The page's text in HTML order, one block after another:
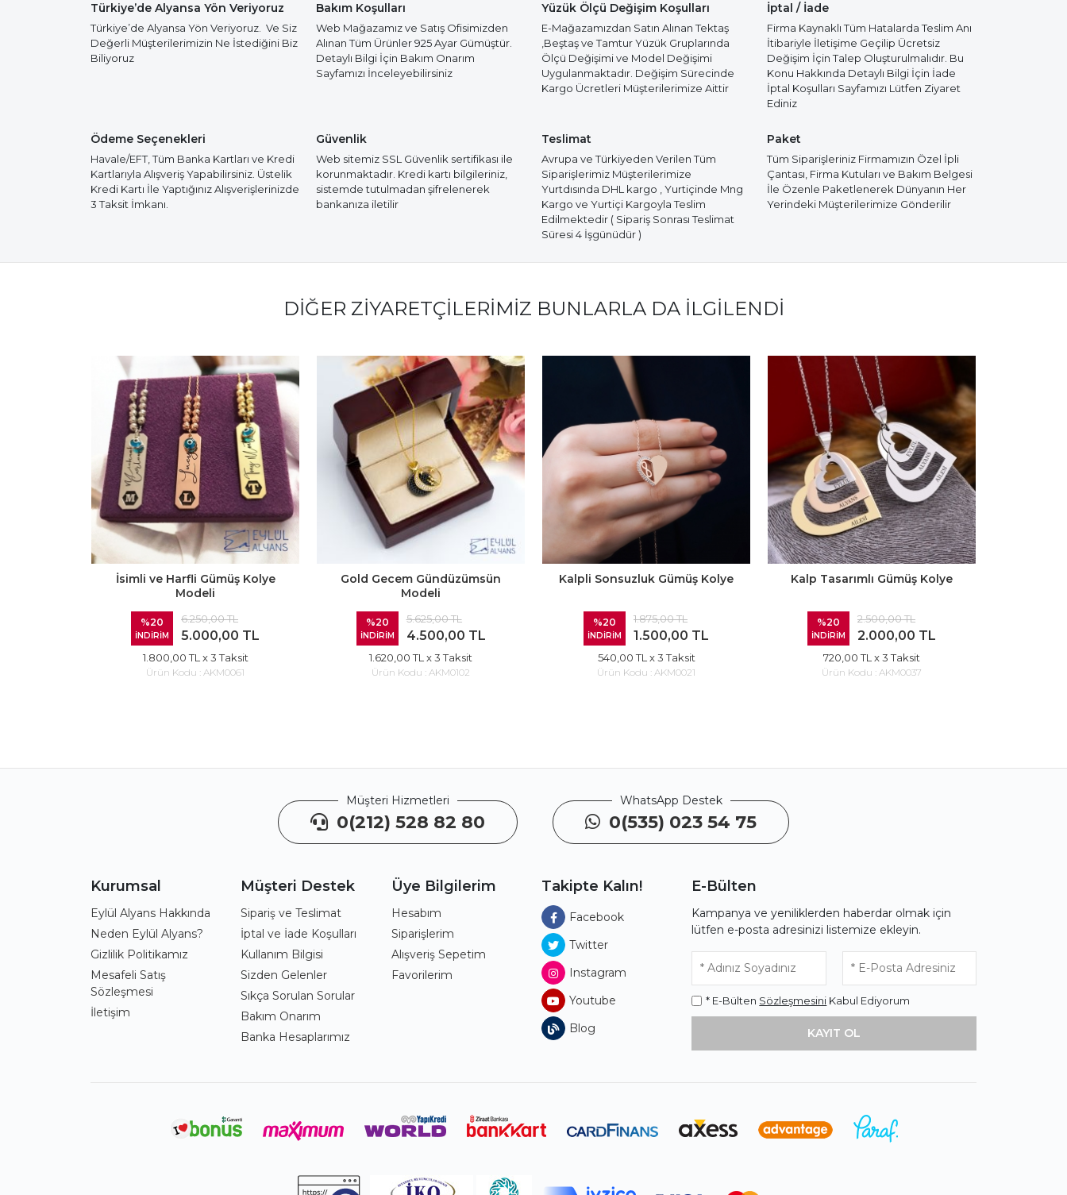
Türkiye’de Alyansa Yön Veriyoruz
Türkiye’de Alyansa Yön Veriyoruz. Ve Siz
Değerli Müşterilerimizin Ne İstediğini Biz
Biliyoruz
Bakım Koşulları
Web Mağazamız ve Satış Ofisimizden
Alınan Tüm Ürünler 925 Ayar Gümüştür.
Detaylı Bilgi İçin Bakım Onarım
Sayfamızı İnceleyebilirsiniz
Yüzük Ölçü Değişim Koşulları
E-Mağazamızdan Satın Alınan Tektaş
,Beştaş ve Tamtur Yüzük Gruplarında
Ölçü Değişimi ve Model Değişimi
Uygulanmaktadır. Değişim Sürecinde
Kargo Ücretleri Müşterilerimize Aittir
İptal / İade
Firma Kaynaklı Tüm Hatalarda Teslim Anı
İtibariyle İletişime Geçilip Ücretsiz
Değişim İçin Talep Oluşturulmalıdır. Bu
Konu Hakkında Detaylı Bilgi İçin İade
İptal Koşulları Sayfamızı Lütfen Ziyaret
Ediniz
Ödeme Seçenekleri
Havale/EFT, Tüm Banka Kartları ve Kredi
Kartlarıyla Alışveriş Yapabilirsiniz. Üstelik
Kredi Kartı İle Yaptığınız Alışverişlerinizde
3 Taksit İmkanı.
Güvenlik
Web sitemiz SSL Güvenlik sertifikası ile
korunmaktadır. Kredi kartı bilgileriniz,
sistemde tutulmadan şifrelenerek
bankanıza iletilir
Teslimat
Avrupa ve Türkiyeden Verilen Tüm
Siparişlerimiz Müşterilerimize
Yurtdısında DHL kargo , Yurtiçinde Mng
Kargo ve Yurtiçi Kargoyla Teslim
Edilmektedir ( Sipariş Sonrası Teslimat
Süresi 4 İşgünüdür )
Paket
Tüm Siparişleriniz Firmamızın Özel İpli
Çantası, Firma Kutuları ve Bakım Belgesi
İle Özenle Paketlenerek Dünyanın Her
Yerindeki Müşterilerimize Gönderilir
DIĞER ZIYARETÇILERIMIZ BUNLARLA DA İLGILENDI
İsimli ve Harfli Gümüş Kolye
Modeli
%20
İNDİRİM
6.250,00 TL
5.000,00 TL
1.800,00 TL x 3 Taksit
Ürün Kodu : AKM0061
Gold Gecem Gündüzümsün
Modeli
%20
İNDİRİM
5.625,00 TL
4.500,00 TL
1.620,00 TL x 3 Taksit
Ürün Kodu : AKM0102
Kalpli Sonsuzluk Gümüş Kolye
%20
İNDİRİM
1.875,00 TL
1.500,00 TL
540,00 TL x 3 Taksit
Ürün Kodu : AKM0021
Kalp Tasarımlı Gümüş Kolye
%20
İNDİRİM
2.500,00 TL
2.000,00 TL
720,00 TL x 3 Taksit
Ürün Kodu : AKM0037
Müşteri Hizmetleri
0(212) 528 82 80
WhatsApp Destek
0(535) 023 54 75
Kurumsal
Eylül Alyans Hakkında
Neden Eylül Alyans?
Gizlilik Politikamız
Mesafeli Satış
Sözleşmesi
İletişim
Müşteri Destek
Sipariş ve Teslimat
İptal ve İade Koşulları
Kullanım Bilgisi
Sizden Gelenler
Sıkça Sorulan Sorular
Bakım Onarım
Banka Hesaplarımız
Üye Bilgilerim
Hesabım
Siparişlerim
Alışveriş Sepetim
Favorilerim
Takipte Kalın!
Facebook
Twitter
Instagram
Youtube
Blog
E-Bülten
Kampanya ve yeniliklerden haberdar olmak için
lütfen e-posta adresinizi listemize ekleyin.
* E-Bülten Sözleşmesini Kabul Ediyorum